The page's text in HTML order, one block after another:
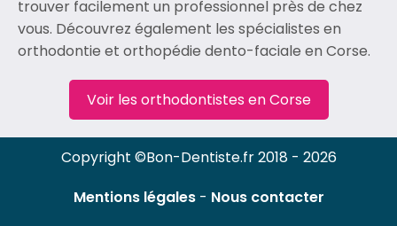
trouver facilement un professionnel près de chez
vous. Découvrez également les spécialistes en
orthodontie et orthopédie dento-faciale en Corse.
Voir les orthodontistes en Corse
Copyright ©Bon-Dentiste.fr 2018 - 2026
Mentions légales- Nous contacter